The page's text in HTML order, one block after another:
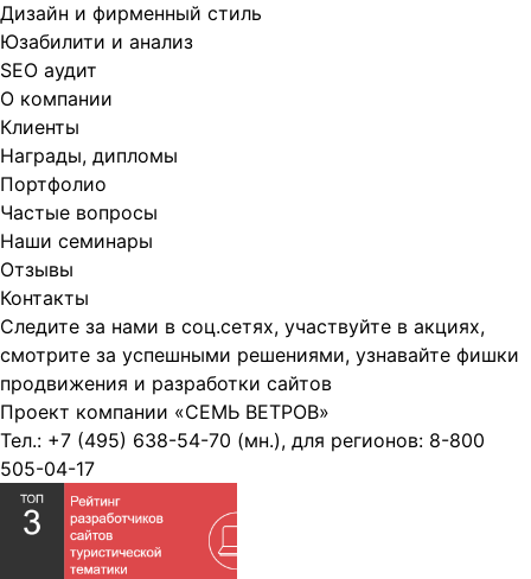
Дизайн и фирменный стиль
Юзабилити и анализ
SEO аудит
О компании
Клиенты
Награды, дипломы
Портфолио
Частые вопросы
Наши семинары
Отзывы
Контакты
Следите за нами в соц.сетях, участвуйте в акциях,
смотрите за успешными решениями, узнавайте фишки
продвижения и разработки сайтов
Проект компании «СЕМЬ ВЕТРОВ»
Тел.: +7 (495) 638-54-70 (мн.), для регионов: 8-800
505-04-17